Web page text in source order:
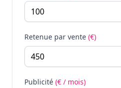
Retenue par vente (€)
Publicité (€ / mois)